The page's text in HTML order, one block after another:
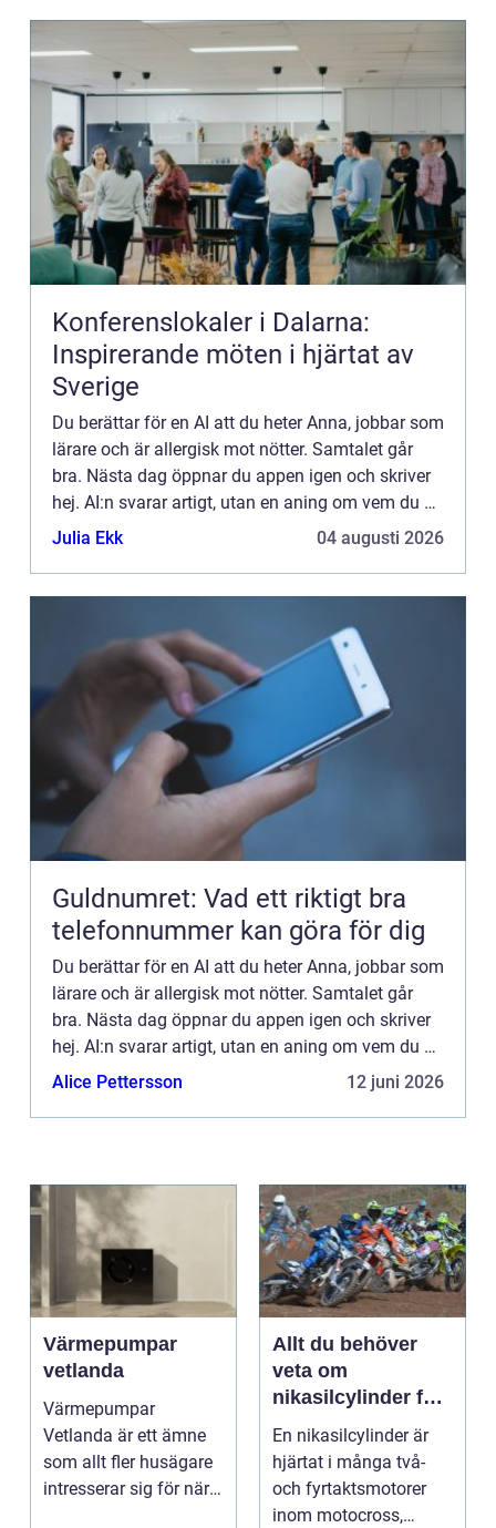
Konferenslokaler i Dalarna:
Inspirerande möten i hjärtat av
Sverige
Du berättar för en AI att du heter Anna, jobbar som
lärare och är allergisk mot nötter. Samtalet går
bra. Nästa dag öppnar du appen igen och skriver
hej. AI:n svarar artigt, utan en aning om vem du är.
Al...
Julia Ekk 04 augusti 2026
Guldnumret: Vad ett riktigt bra
telefonnummer kan göra för dig
Du berättar för en AI att du heter Anna, jobbar som
lärare och är allergisk mot nötter. Samtalet går
bra. Nästa dag öppnar du appen igen och skriver
hej. AI:n svarar artigt, utan en aning om vem du är.
Al...
Alice Pettersson 12 juni 2026
Värmepumpar
vetlanda
Värmepumpar
Vetlanda är ett ämne
som allt fler husägare
intresserar sig för när
Allt du behöver
veta om
nikasilcylinder för
motorcykel och
snöskoter
En nikasilcylinder är
hjärtat i många två-
och fyrtaktsmotorer
inom motocross,